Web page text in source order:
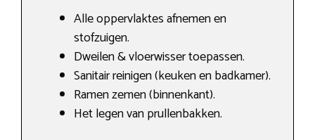
Alle oppervlaktes afnemen en
stofzuigen.
Dweilen & vloerwisser toepassen.
Sanitair reinigen (keuken en badkamer).
Ramen zemen (binnenkant).
Het legen van prullenbakken.